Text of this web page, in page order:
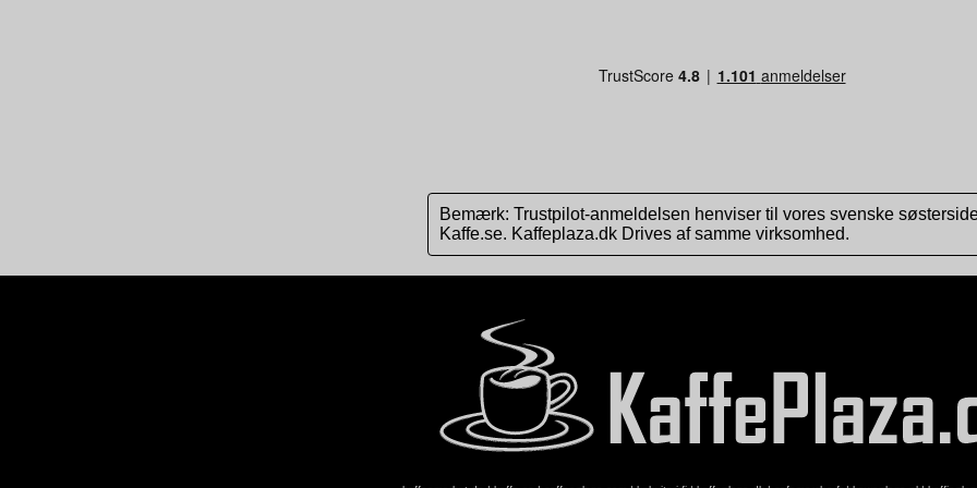
Bemærk: Trustpilot-anmeldelsen henviser til vores svenske
Kaffe.se. Kaffeplaza.dk Drives af samme virksomhed.